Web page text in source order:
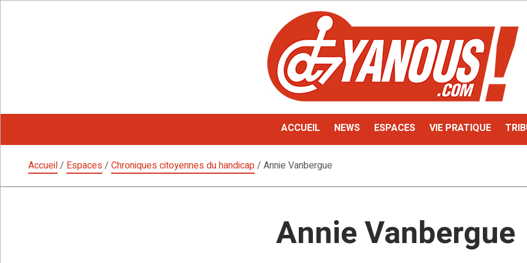
ACCUEIL NEWS ESPACES VIE PRATIQUE
Accueil/ Espaces/ Chroniques citoyennes du handicap/ Annie Vanbergue
Annie Vanbergue